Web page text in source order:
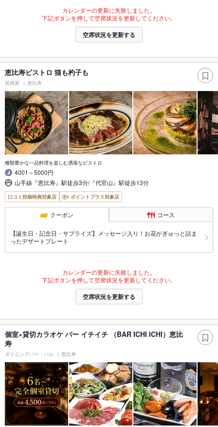
カレンダーの更新に失敗しました。
下記ボタンを押して空席状況を更新してください。
空席状況を更新する
恵比寿ビストロ 猫も杓子も
居酒屋 恵比寿
種類豊かな一品料理を楽しむ洒落なビストロ
4001～5000円
山手線『恵比寿』駅徒歩3分/『代官山』駅徒歩13分
口コミ投稿特典対象店 ポイントプラス対象店
クーポン コース
【誕生日・記念日・サプライズ】メッセージ入り！お花がぎゅっと詰ま
ったデザートプレート
カレンダーの更新に失敗しました。
下記ボタンを押して空席状況を更新してください。
空席状況を更新する
個室×貸切カラオケ バー イチイチ （BAR ICHI ICHI）恵比
寿
ダイニングバー・バル 恵比寿